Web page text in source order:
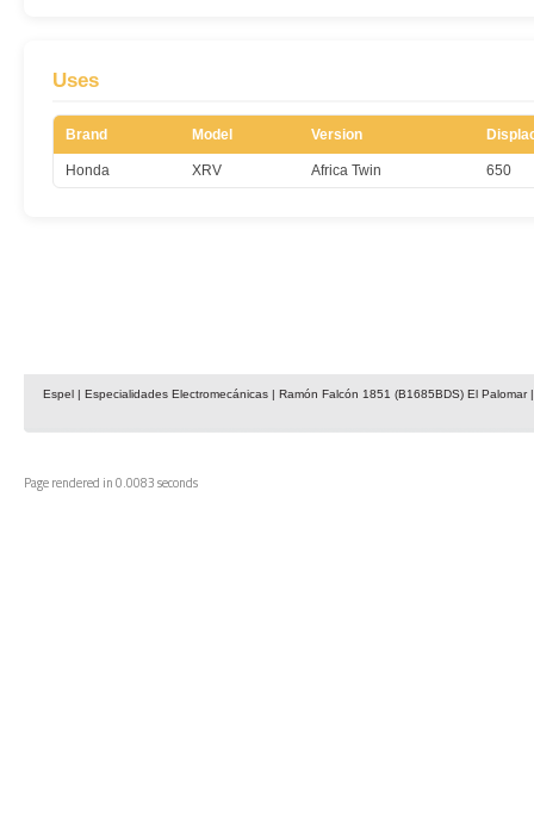
Uses
Brand Model Version
Honda XRV Africa Twin 650
Espel | Especialidades Electromecánicas | Ramón Falcón 1851 (B1685BDS) El
Page rendered in 0.0083 seconds